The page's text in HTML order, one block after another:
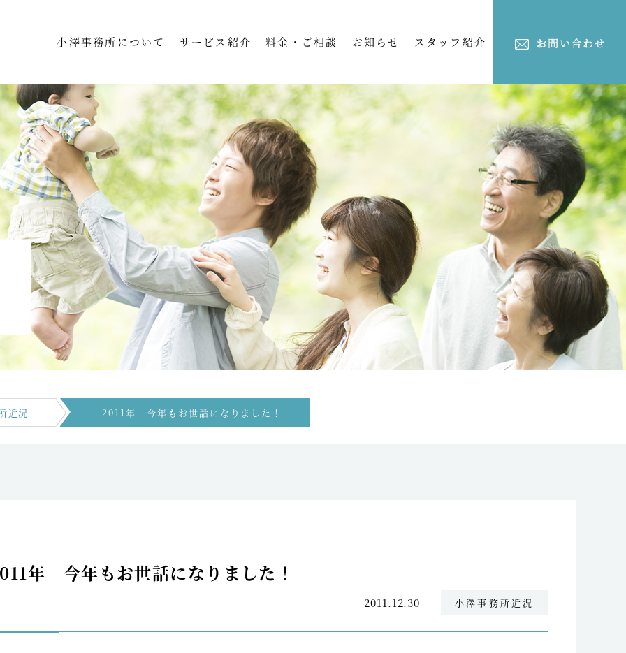
小澤事務所について サービス紹介 料金・ご相談 お知らせ スタッフ紹介
近況 2011年 今年もお世話になりました！
年 今年もお世話になりました！
2011.12.30 小澤事務所近況